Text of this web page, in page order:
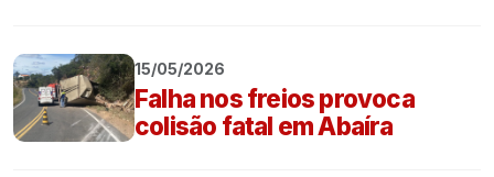
15/05/2026
Falha nos freios provoca
colisão fatal em Abaíra